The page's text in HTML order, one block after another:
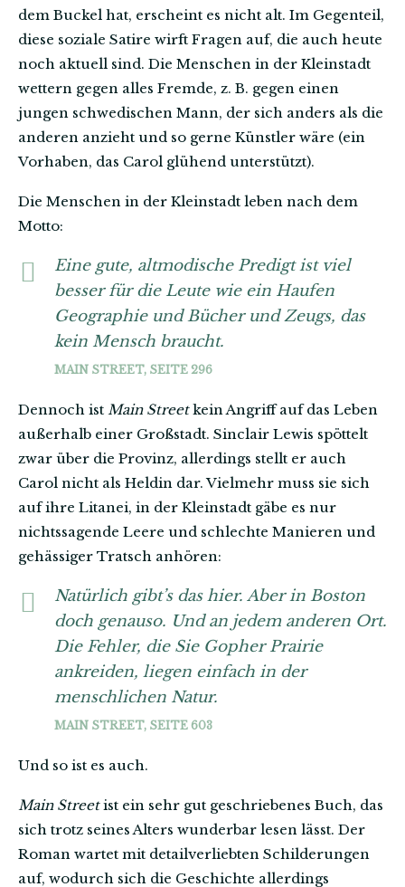
dem Buckel hat, erscheint es nicht alt. Im Gegenteil,
diese soziale Satire wirft Fragen auf, die auch heute
noch aktuell sind. Die Menschen in der Kleinstadt
wettern gegen alles Fremde, z. B. gegen einen
jungen schwedischen Mann, der sich anders als die
anderen anzieht und so gerne Künstler wäre (ein
Vorhaben, das Carol glühend unterstützt).
Die Menschen in der Kleinstadt leben nach dem
Motto:
Eine gute, altmodische Predigt ist viel
besser für die Leute wie ein Haufen
Geographie und Bücher und Zeugs, das
kein Mensch braucht.
MAIN STREET, SEITE 296
Dennoch ist Main Streetkein Angriff auf das Leben
außerhalb einer Großstadt. Sinclair Lewis spöttelt
zwar über die Provinz, allerdings stellt er auch
Carol nicht als Heldin dar. Vielmehr muss sie sich
auf ihre Litanei, in der Kleinstadt gäbe es nur
nichtssagende Leere und schlechte Manieren und
gehässiger Tratsch anhören:
Natürlich gibt’s das hier. Aber in Boston
doch genauso. Und an jedem anderen Ort.
Die Fehler, die Sie Gopher Prairie
ankreiden, liegen einfach in der
menschlichen Natur.
MAIN STREET, SEITE 603
Und so ist es auch.
Main Streetist ein sehr gut geschriebenes Buch, das
sich trotz seines Alters wunderbar lesen lässt. Der
Roman wartet mit detailverliebten Schilderungen
auf, wodurch sich die Geschichte allerdings